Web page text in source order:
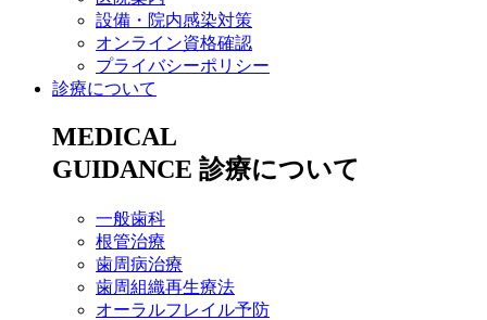
設備・院内感染対策
オンライン資格確認
プライバシーポリシー
診療について
MEDICAL
GUIDANCE 診療について
一般歯科
根管治療
歯周病治療
歯周組織再生療法
オーラルフレイル予防